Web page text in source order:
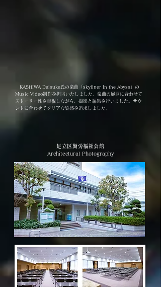
​KASHIWA Daisuke氏の楽曲「skyliner In the Abyss」の
Music Video制作を担当いたしました。楽曲の展開に合わせて
ストーリー性を重視しながら、撮影と編集を行いました。サウ
ンドに合わせてクリアな質感を追求しました。
足立区勤労福祉会館
Architectural Photography